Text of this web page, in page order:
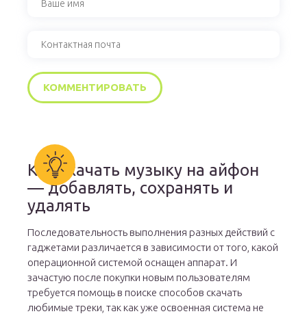
Как скачать музыку на айфон
— добавлять, сохранять и
удалять
Последовательность выполнения разных действий с
гаджетами различается в зависимости от того, какой
операционной системой оснащен аппарат. И
зачастую после покупки новым пользователям
требуется помощь в поиске способов скачать
любимые треки, так как уже освоенная система не